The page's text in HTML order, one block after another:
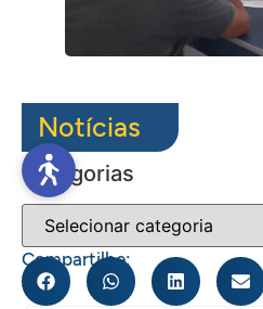
Notícias
Categorias
Compartilhe: